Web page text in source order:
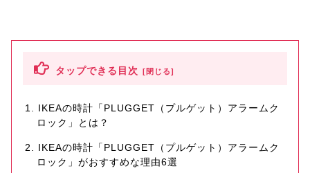
タップできる目次
IKEAの時計「PLUGGET（プルゲット）アラームク
ロック」とは？
IKEAの時計「PLUGGET（プルゲット）アラームク
ロック」がおすすめな理由6選